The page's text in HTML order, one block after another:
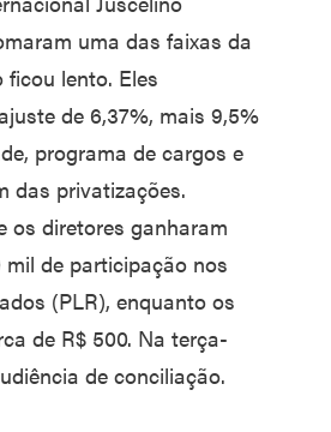
uma das faixas da
lento. Eles
de 6,37%, mais 9,5%
programa de cargos e
das privatizações.
os diretores ganharam
mil de participação nos
(PLR), enquanto os
de R$ 500. Na terça-
de conciliação.